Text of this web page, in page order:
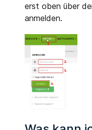
erst oben über
anmelden.